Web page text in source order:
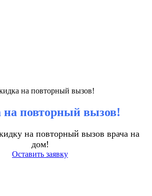
на повторный вызов!
на повторный вызов врача на
дом!
Оставить заявку